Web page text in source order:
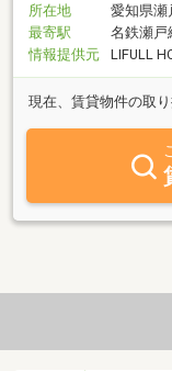
所在地
愛知県瀬
最寄駅
名鉄瀬戸
情報提供元
LIFULL
現在、賃貸物件の取